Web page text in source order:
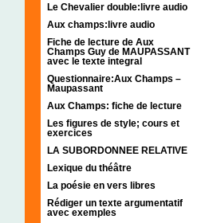
Le Chevalier double:livre audio
Aux champs:livre audio
Fiche de lecture de Aux
Champs Guy de MAUPASSANT
avec le texte integral
Questionnaire:Aux Champs –
Maupassant
Aux Champs: fiche de lecture
Les figures de style; cours et
exercices
LA SUBORDONNEE RELATIVE
Lexique du théâtre
La poésie en vers libres
Rédiger un texte argumentatif
avec exemples